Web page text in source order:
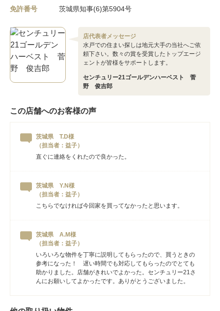
免許番号
茨城県知事(6)第5904号
店代表者メッセージ
水戸での住まい探しは地元大手の当社へご依
頼下さい。数々の賞を受賞したトップエージ
ェントが皆様をサポートします。
センチュリー21ゴールデンハーベスト 菅
野 俊吉郎
この店舗へのお客様の声
茨城県 T.D様
（担当者：益子）
直ぐに連絡をくれたので良かった。
茨城県 Y.N様
（担当者：益子）
こちらでなければ今回家を買ってなかったと思います。
茨城県 A.M様
（担当者：益子）
いろいろな物件を丁寧に説明してもらったので、買うときの
参考になった！ 遅い時間でも対応してもらったのでとても
助かりました。店舗がきれいでよかった。センチュリー21さ
んにお願いしてよかったです。ありがとうございました。